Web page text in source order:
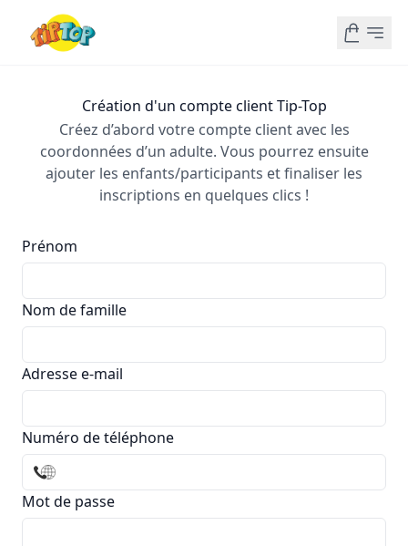
Création d'un compte client Tip-Top
Créez d’abord votre compte client avec les
coordonnées d’un adulte. Vous pourrez ensuite
ajouter les enfants/participants et finaliser les
inscriptions en quelques clics !
Prénom
Nom de famille
Adresse e-mail
Numéro de téléphone
Mot de passe